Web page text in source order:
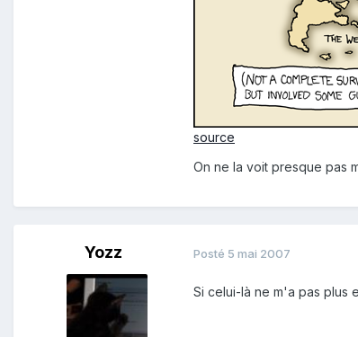
source
On ne la voit presque pas
Yozz Posté 5 mai 2007
Si celui-là ne m'a pas plus